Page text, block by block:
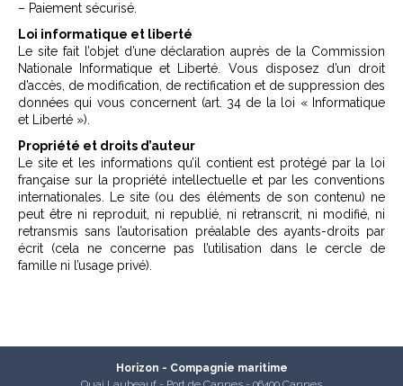
– Paiement sécurisé.
Loi informatique et liberté
Le site fait l’objet d’une déclaration auprès de la Commission
Nationale Informatique et Liberté. Vous disposez d’un droit
d’accès, de modification, de rectification et de suppression des
données qui vous concernent (art. 34 de la loi « Informatique
et Liberté »).
Propriété et droits d’auteur
Le site et les informations qu’il contient est protégé par la loi
française sur la propriété intellectuelle et par les conventions
internationales. Le site (ou des éléments de son contenu) ne
peut être ni reproduit, ni republié, ni retranscrit, ni modifié, ni
retransmis sans l’autorisation préalable des ayants-droits par
écrit (cela ne concerne pas l’utilisation dans le cercle de
famille ni l’usage privé).
Horizon - Compagnie maritime